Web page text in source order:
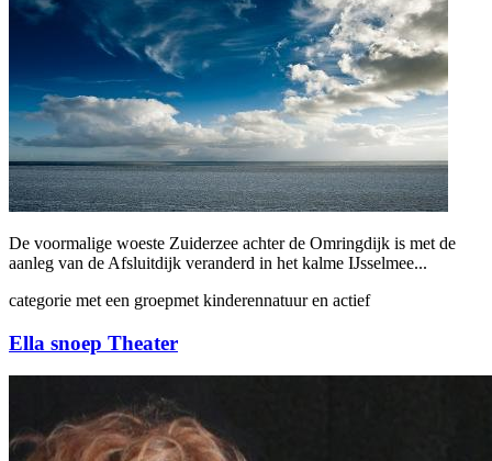
De voormalige woeste Zuiderzee achter de Omringdijk is met de
aanleg van de Afsluitdijk veranderd in het kalme IJsselmee...
categorie met een groepmet kinderennatuur en actief
Ella snoep Theater